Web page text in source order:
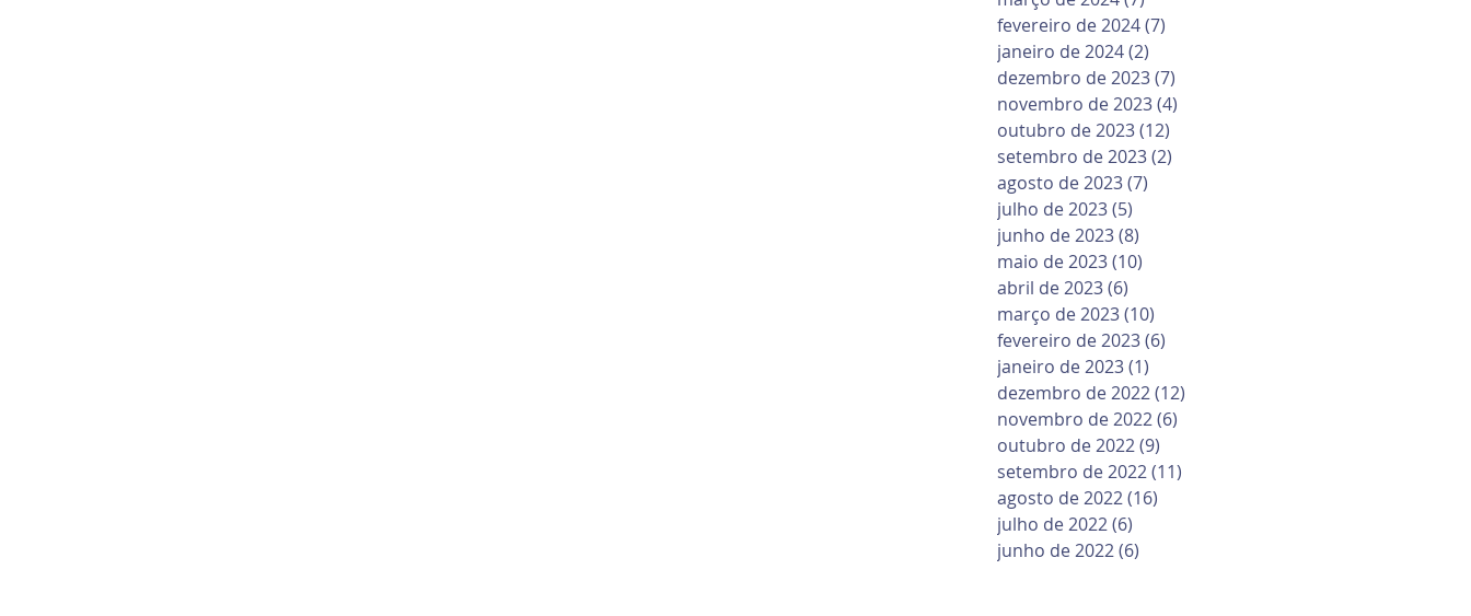
fevereiro de 2024(7)
janeiro de 2024(2)
dezembro de 2023(7)
novembro de 2023(4)
outubro de 2023(12)
setembro de 2023(2)
agosto de 2023(7)
julho de 2023(5)
junho de 2023(8)
maio de 2023(10)
abril de 2023(6)
março de 2023(10)
fevereiro de 2023(6)
janeiro de 2023(1)
dezembro de 2022(12)
novembro de 2022(6)
outubro de 2022(9)
setembro de 2022(11)
agosto de 2022(16)
julho de 2022(6)
junho de 2022(6)